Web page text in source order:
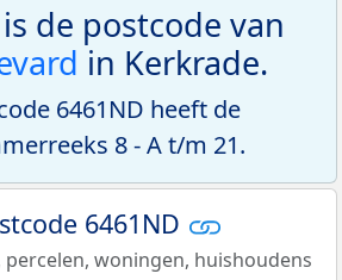
de postcode van
in Kerkrade.
6461ND heeft de
8 - A t/m 21.
6461ND
percelen, woningen, huishoudens